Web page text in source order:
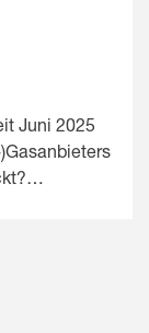
Juni 2025